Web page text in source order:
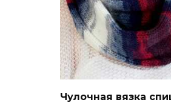
Чулочная вязка